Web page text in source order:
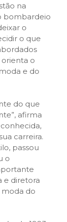
na
bombardeio
o
o que
orienta o
e do
do que
afirma
carreira.
passou
o
e diretora
moda do